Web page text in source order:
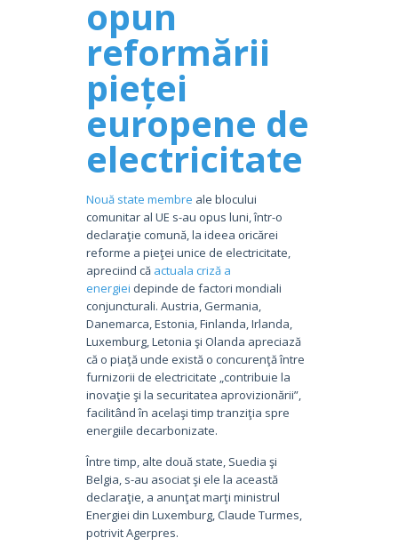
opun
reformării
pieței
europene de
electricitate
Nouă state membre ale blocului
comunitar al UE s-au opus luni, într-o
declaraţie comună, la ideea oricărei
reforme a pieţei unice de electricitate,
apreciind că actuala criză a
energiei depinde de factori mondiali
conjuncturali. Austria, Germania,
Danemarca, Estonia, Finlanda, Irlanda,
Luxemburg, Letonia şi Olanda apreciază
că o piaţă unde există o concurenţă între
furnizorii de electricitate „contribuie la
inovaţie şi la securitatea aprovizionării”,
facilitând în acelaşi timp tranziţia spre
energiile decarbonizate.
Între timp, alte două state, Suedia şi
Belgia, s-au asociat şi ele la această
declaraţie, a anunţat marţi ministrul
Energiei din Luxemburg, Claude Turmes,
potrivit Agerpres.